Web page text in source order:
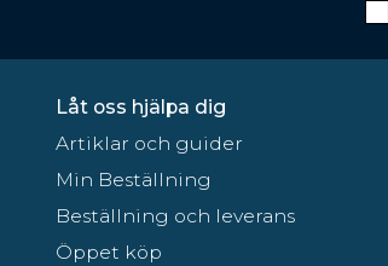
Låt oss hjälpa dig
Artiklar och guider
Min Beställning
Beställning och leverans
Öppet köp